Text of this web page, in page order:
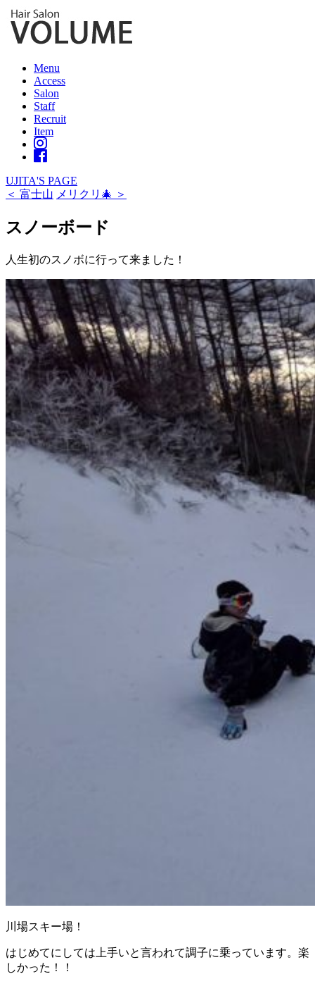
Menu
Access
Salon
Staff
Recruit
Item
UJITA'S PAGE
＜ 富士山 メリクリ🎄 ＞
スノーボード
人生初のスノボに行って来ました！
川場スキー場！
はじめてにしては上手いと言われて調子に乗っています。楽
しかった！！